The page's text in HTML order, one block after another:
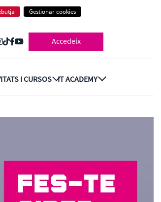
Gestionar cookies
Accedeix
I CURSOS IT ACADEMY